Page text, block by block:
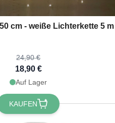
cm - weiße Lichterkette 5 m
options chosen on the product page
24,90 €
18,90 €
Auf Lager
KAUFEN